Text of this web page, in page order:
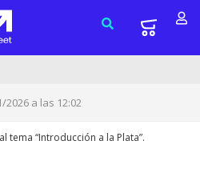
2026 a las 12:02
tema “Introducción a la Plata”.